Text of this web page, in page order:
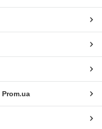
Prom.ua